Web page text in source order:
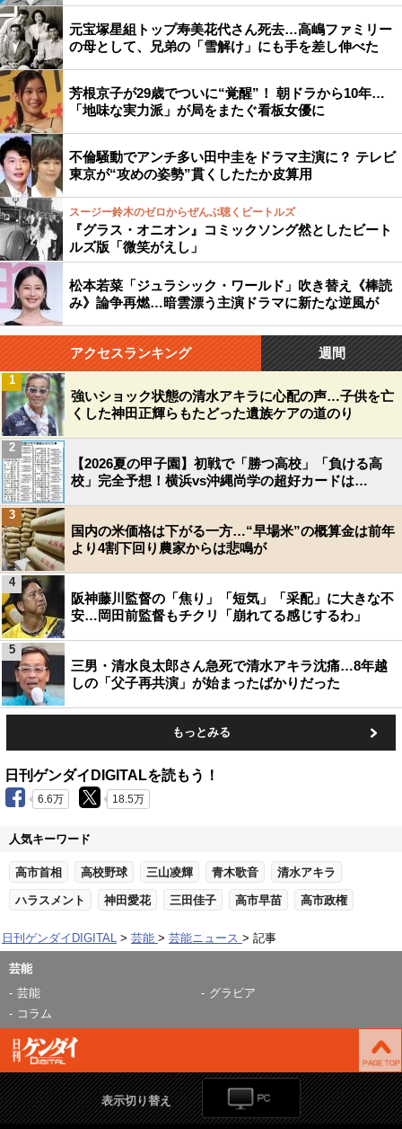
元宝塚星組トップ寿美花代さん死去…高嶋ファミリー
の母として、兄弟の「雪解け」にも手を差し伸べた
芳根京子が29歳でついに“覚醒”！ 朝ドラから10年…
「地味な実力派」が局をまたぐ看板女優に
不倫騒動でアンチ多い田中圭をドラマ主演に？ テレビ
東京が“攻めの姿勢”貫くしたたか皮算用
スージー鈴木のゼロからぜんぶ聴くビートルズ
『グラス・オニオン』コミックソング然としたビート
ルズ版「微笑がえし」
松本若菜「ジュラシック・ワールド」吹き替え《棒読
み》論争再燃…暗雲漂う主演ドラマに新たな逆風が
アクセスランキング 週間
強いショック状態の清水アキラに心配の声…子供を亡
くした神田正輝らもたどった遺族ケアの道のり
1
【2026夏の甲子園】初戦で「勝つ高校」「負ける高
校」完全予想！横浜vs沖縄尚学の超好カードは…
2
国内の米価格は下がる一方…“早場米”の概算金は前年
より4割下回り農家からは悲鳴が
3
阪神藤川監督の「焦り」「短気」「采配」に大きな不
安…岡田前監督もチクリ「崩れてる感じするわ」
4
三男・清水良太郎さん急死で清水アキラ沈痛…8年越
しの「父子再共演」が始まったばかりだった
5
もっとみる
日刊ゲンダイDIGITALを読もう！
6.6万 18.5万
人気キーワード
高市首相 高校野球 三山凌輝 青木歌音 清水アキラ
ハラスメント 神田愛花 三田佳子 高市早苗 高市政権
日刊ゲンダイDIGITAL 芸能 芸能ニュース 記事
芸能
芸能
グラビア
コラム
表示切り替え